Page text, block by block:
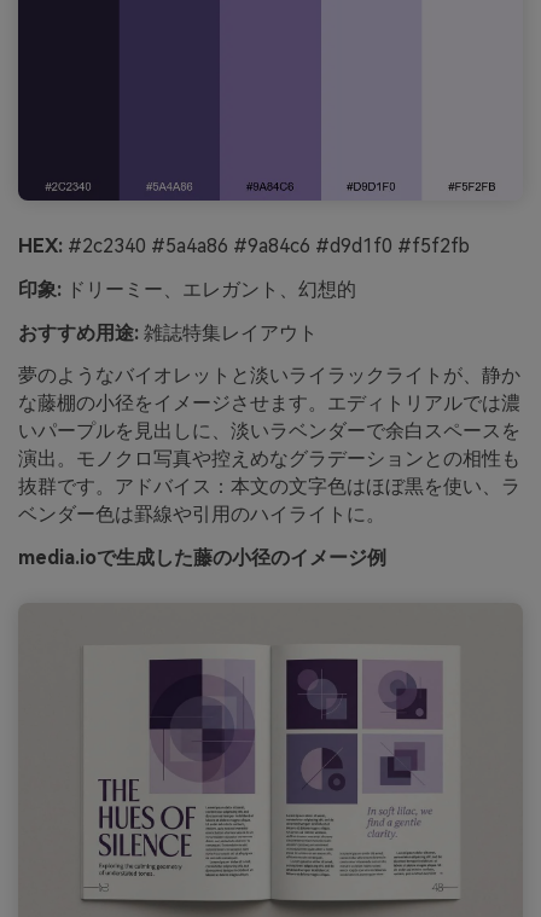
HEX: #2c2340 #5a4a86 #9a84c6 #d9d1f0 #f5f2fb
印象: ドリーミー、エレガント、幻想的
おすすめ用途: 雑誌特集レイアウト
夢のようなバイオレットと淡いライラックライトが、静か
な藤棚の小径をイメージさせます。エディトリアルでは濃
いパープルを見出しに、淡いラベンダーで余白スペースを
演出。モノクロ写真や控えめなグラデーションとの相性も
抜群です。アドバイス：本文の文字色はほぼ黒を使い、ラ
ベンダー色は罫線や引用のハイライトに。
media.ioで生成した藤の小径のイメージ例